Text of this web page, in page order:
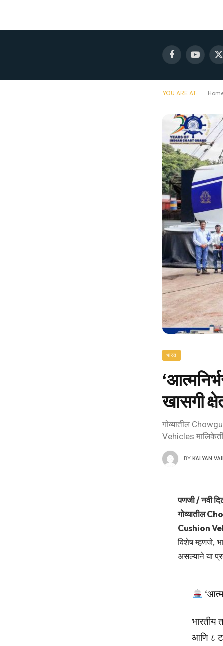
FacebookYouTube
X
YOU ARE AT:
भारत
खासगी
गोव्यातील
Vehicles
BY KALYAN
पणजी / नवी
गोव्यातील
Cushion
विशेष म्हणजे,
असल्याने या
भारतीय
आणि ८